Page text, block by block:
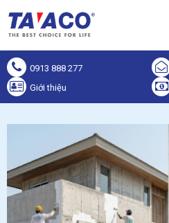
0913 888 277
Giới thiệu